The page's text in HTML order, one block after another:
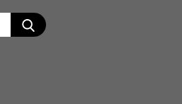
Suche...